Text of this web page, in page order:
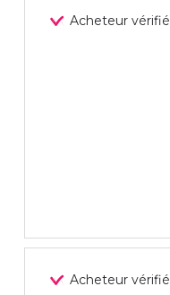
Acheteur vérifié
Acheteur vérifié